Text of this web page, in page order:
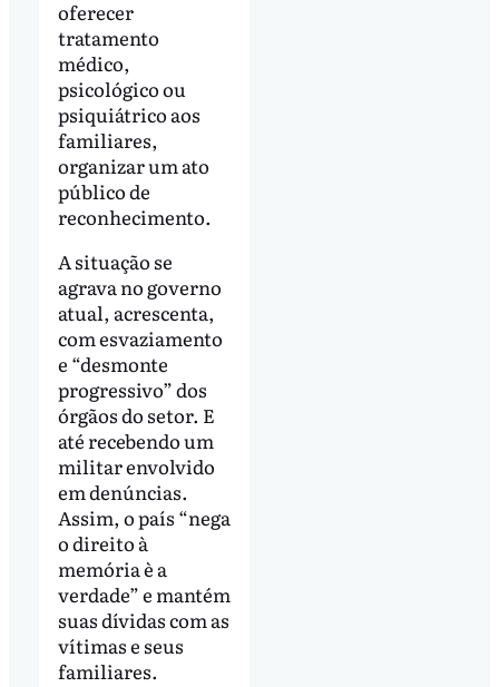
oferecer
tratamento
médico,
psicológico ou
psiquiátrico aos
familiares,
organizar um ato
público de
reconhecimento.
A situação se
agrava no governo
atual, acrescenta,
com esvaziamento
e “desmonte
progressivo” dos
órgãos do setor. E
até recebendo um
militar envolvido
em denúncias.
Assim, o país “nega
o direito à
memória è a
verdade” e mantém
suas dívidas com as
vítimas e seus
familiares.